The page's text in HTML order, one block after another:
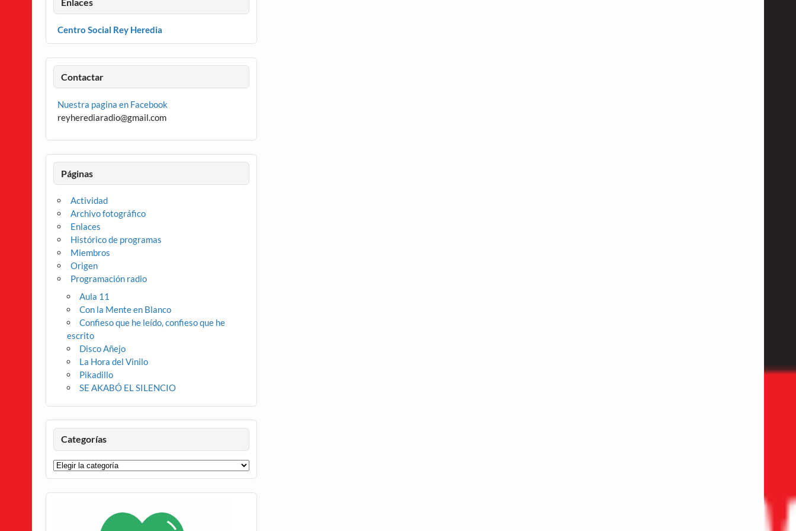
Enlaces
Centro Social Rey Heredia
Contactar
Nuestra pagina en Facebook
reyherediaradio@gmail.com
Páginas
Actividad
Archivo fotográfico
Enlaces
Histórico de programas
Miembros
Origen
Programación radio
Aula 11
Con la Mente en Blanco
Confieso que he leído, confieso que he
escrito
Disco Añejo
La Hora del Vinilo
Pikadillo
SE AKABÓ EL SILENCIO
Categorías
Categorías